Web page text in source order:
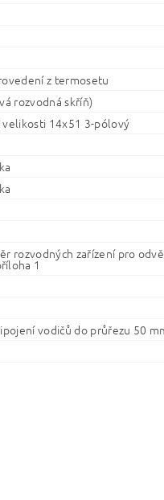
z termosetu
rozvodná skříň)
14x51 3-pólový
rozvodných zařízení pro
1
vodičů do průřezu 50